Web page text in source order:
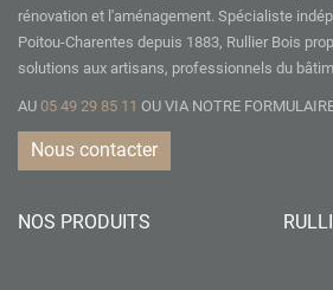
rénovation et l'aménagement. Spécialiste
Poitou-Charentes depuis 1883, Rullier Bois
solutions aux artisans, professionnels du
AU 05 49 29 85 11 OU VIA NOTRE
Nous contacter
NOS PRODUITS